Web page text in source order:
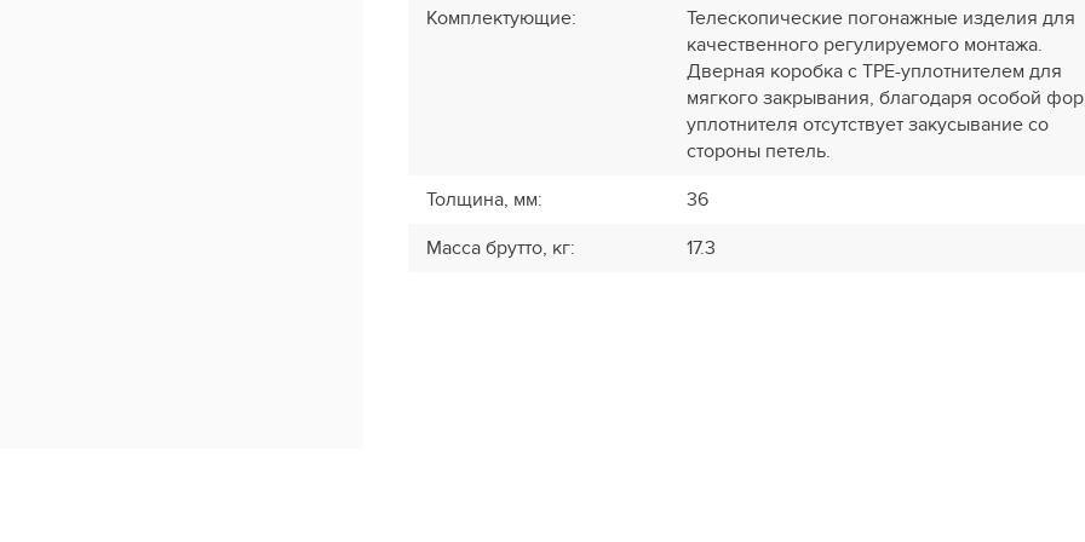
Комплектующие:
Телескопические погонажные изделия для
качественного регулируемого монтажа.
Дверная коробка с TPE-уплотнителем для
мягкого закрывания, благодаря особой
уплотнителя отсутствует закусывание со
стороны петель.
Толщина, мм:
36
Масса брутто, кг: 17.3